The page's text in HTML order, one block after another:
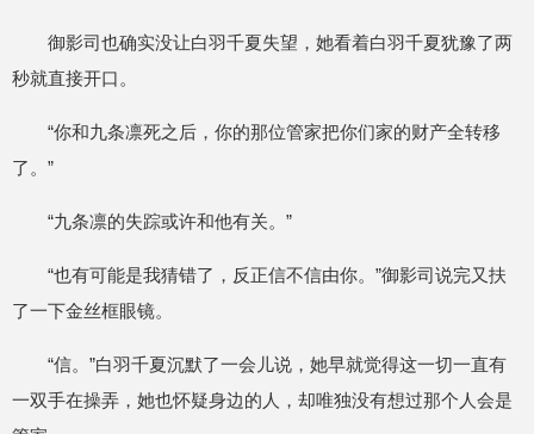
御影司也确实没让白羽千夏失望，她看着白羽千夏犹豫了两
秒就直接开口。
“你和九条凛死之后，你的那位管家把你们家的财产全转移
了。”
“九条凛的失踪或许和他有关。”
“也有可能是我猜错了，反正信不信由你。”御影司说完又扶
了一下金丝框眼镜。
“信。”白羽千夏沉默了一会儿说，她早就觉得这一切一直有
一双手在操弄，她也怀疑身边的人，却唯独没有想过那个人会是